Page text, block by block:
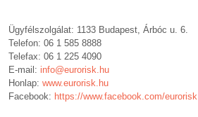
Ügyfélszolgálat: 1133 Budapest, Árbóc u. 6.
Telefon: 06 1 585 8888
Telefax: 06 1 225 4090
E-mail: info@eurorisk.hu
Honlap: www.eurorisk.hu
Facebook: https://www.facebook.com/eurorisk